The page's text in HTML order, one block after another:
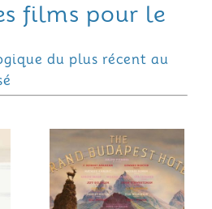
films pour le
du plus récent au